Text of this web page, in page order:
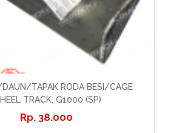
DAUN/TAPAK RODA BESI/CAGE
TRACK, G1000 (SP)
38.000